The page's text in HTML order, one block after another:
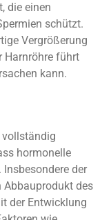
die einen
schützt.
Vergrößerung
Harnröhre führt
kann.
vollständig
hormonelle
der
Abbauprodukt des
der Entwicklung